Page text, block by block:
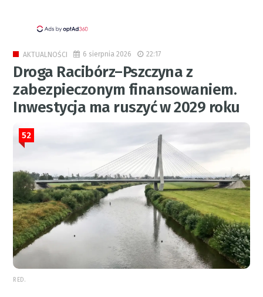
AKTUALNOŚCI 6 sierpnia 2026 22:17
Droga Racibórz–Pszczyna z
zabezpieczonym finansowaniem.
Inwestycja ma ruszyć w 2029 roku
52
RED.